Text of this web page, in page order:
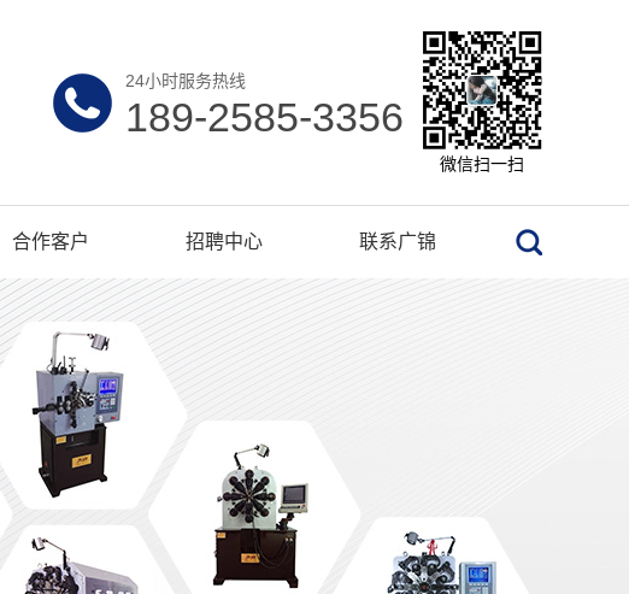
24小时服务热线
189-2585-3356
微信扫一扫
合作客户 招聘中心 联系广锦